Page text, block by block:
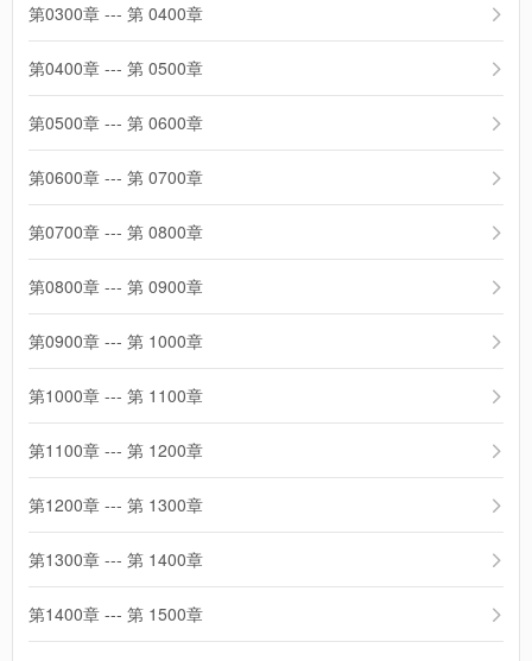
第0300章 --- 第 0400章
第0400章 --- 第 0500章
第0500章 --- 第 0600章
第0600章 --- 第 0700章
第0700章 --- 第 0800章
第0800章 --- 第 0900章
第0900章 --- 第 1000章
第1000章 --- 第 1100章
第1100章 --- 第 1200章
第1200章 --- 第 1300章
第1300章 --- 第 1400章
第1400章 --- 第 1500章